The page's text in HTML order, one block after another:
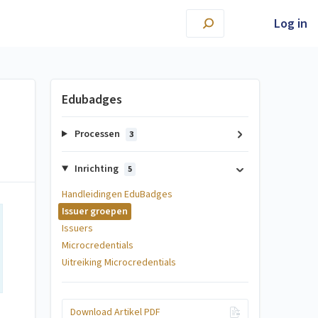
Log in
Edubadges
Processen 3
Inrichting 5
Handleidingen EduBadges
Issuer groepen
Issuers
Microcredentials
Uitreiking Microcredentials
Download Artikel PDF